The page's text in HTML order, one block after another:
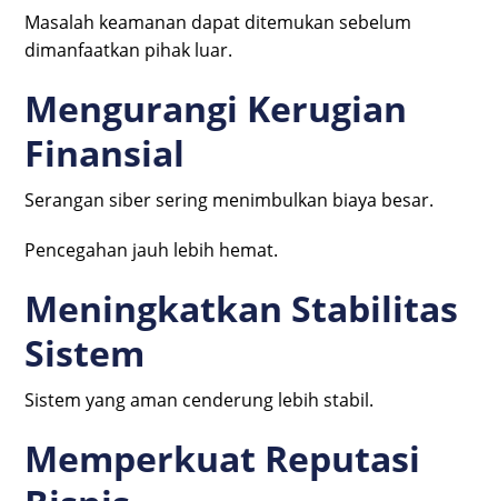
Masalah keamanan dapat ditemukan sebelum
dimanfaatkan pihak luar.
Mengurangi Kerugian
Finansial
Serangan siber sering menimbulkan biaya besar.
Pencegahan jauh lebih hemat.
Meningkatkan Stabilitas
Sistem
Sistem yang aman cenderung lebih stabil.
Memperkuat Reputasi